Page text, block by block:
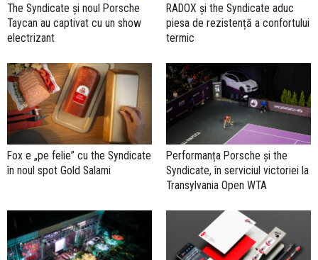
The Syndicate și noul Porsche
Taycan au captivat cu un show
electrizant
RADOX și the Syndicate aduc
piesa de rezistență a confortului
termic
Fox e „pe felie” cu the Syndicate
în noul spot Gold Salami
Performanța Porsche și the
Syndicate, în serviciul victoriei la
Transylvania Open WTA